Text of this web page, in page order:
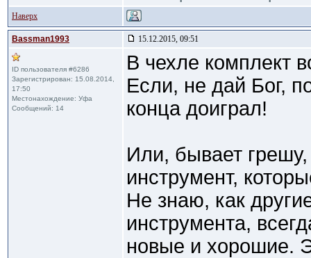
Наверх
Bassman1993 15.12.2015, 09:51
ID пользователя #6286
Зарегистрирован: 15.08.2014,
17:50
Местонахождение: Уфа
Сообщений: 14
В чехле комплект
Если, не дай Бог,
конца доиграл!
Или, бывает
инструмент,
Не знаю, как
инструмента,
новые и хорошие.